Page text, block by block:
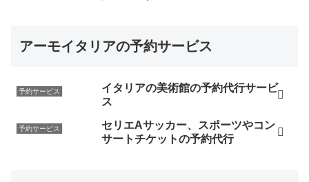
アーモイタリアの予約サービス
予約サービス
イタリアの美術館の予約代行サービ
ス
予約サービス
セリエAサッカー、スポーツやコン
サートチケットの予約代行